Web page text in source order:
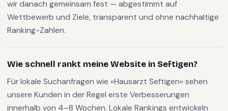
wir danach gemeinsam fest — abgestimmt auf
Wettbewerb und Ziele, transparent und ohne nachhaltige
Ranking-Zahlen.
Wie schnell rankt meine Website in Seftigen?
Für lokale Suchanfragen wie «Hausarzt Seftigen» sehen
unsere Kunden in der Regel erste Verbesserungen
innerhalb von 4–8 Wochen. Lokale Rankings entwickeln